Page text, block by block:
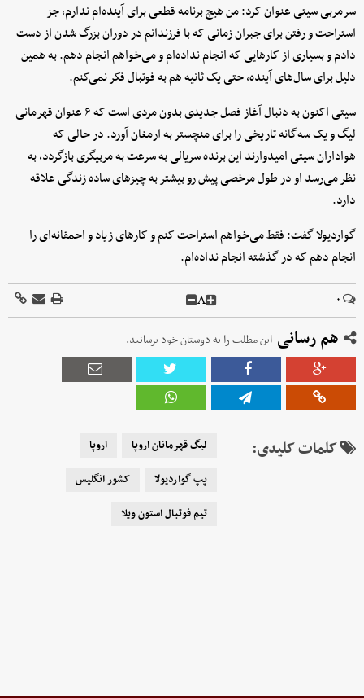
سرمربی سیتی عنوان کرد: من هیچ برنامه قطعی برای آینده‌ام ندارم، جز
استراحت و رفتن برای جبران زمانی که با فرزندانم در دوران بزرگ شدن از دست
دادم و بسیاری از کارهایی که انجام نداده‌ام و می‌خواهم انجام دهم. به همین
دلیل برای سال‌های آینده، حتی یک ثانیه هم به فوتبال فکر نمی‌کنم.
سیتی اکنون به دنبال آغاز فصل جدیدی بدون مردی است که ۶ عنوان قهرمانی
لیگ و یک سه‌گانه تاریخی را برای منچستر به ارمغان آورد. در حالی که
هواداران سیتی امیدوارند این برنده سریالی به سرعت به مربیگری بازگردد، به
نظر می‌رسد او در طول مرخصی پیش رو بیشتر به چیزهای ساده زندگی علاقه
دارد.
گواردیولا گفت: فقط می‌خواهم استراحت کنم و کارهای زیاد و احمقانه‌ای را
انجام دهم که در گذشته انجام نداده‌ام.
۰ A
هم رسانی این مطلب را به دوستان خود برسانید.
کلمات کلیدی: لیگ قهرمانان اروپا
اروپا
پپ گواردیولا
کشور انگلیس
تیم فوتبال استون ویلا